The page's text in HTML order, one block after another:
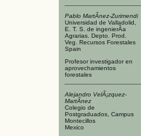
Pablo MartÃ­nez-Zurimendi
Universidad de Valladolid,
E. T. S. de ingenierÃ­a
Agrarias. Depto. Prod.
Veg. Recursos Forestales
Spain
Profesor investigador en
aprovechamientos
forestales
Alejandro VelÃ¡zquez-
MartÃ­nez
Colegio de
Postgraduados, Campus
Montecillos
Mexico